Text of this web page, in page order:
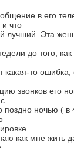
в его
что
лучший. Эта
до того,
какая-то
звонков его
поздно ночью (
как мне жить